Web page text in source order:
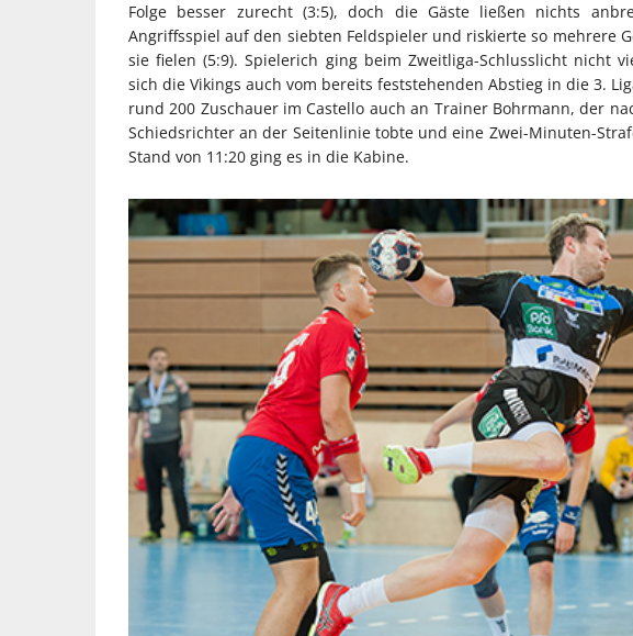
Folge besser zurecht (3:5), doch die Gäste ließen nichts
Angriffsspiel auf den siebten Feldspieler und riskierte so mehrere
sie fielen (5:9). Spielerich ging beim Zweitliga-Schlusslicht nicht
sich die Vikings auch vom bereits feststehenden Abstieg in die 3.
rund 200 Zuschauer im Castello auch an Trainer Bohrmann, der
Schiedsrichter an der Seitenlinie tobte und eine Zwei-Minuten-
Stand von 11:20 ging es in die Kabine.